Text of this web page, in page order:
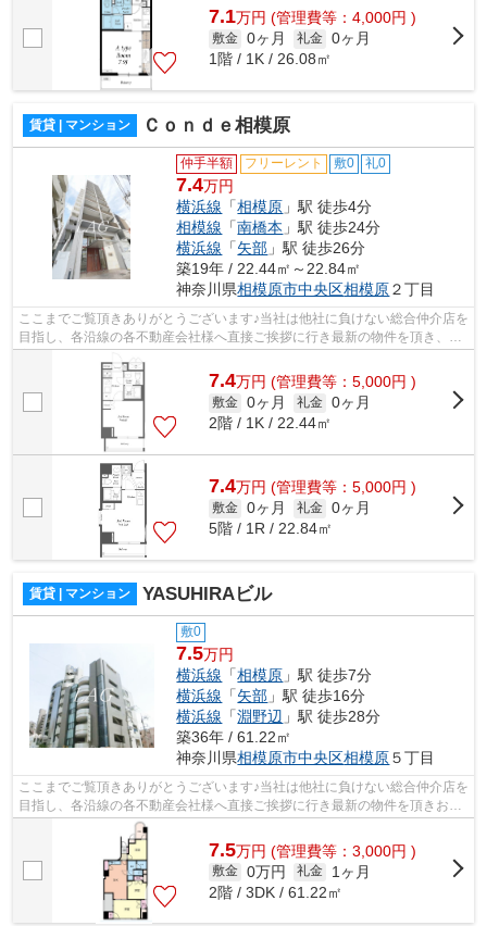
7.1万円 (管理費等：4,000円 )
敷金 0ヶ月 礼金 0ヶ月
1階 / 1K / 26.08㎡
賃貸 | マンション Ｃｏｎｄｅ相模原
仲手半額 フリーレント 敷0 礼0
7.4万円
横浜線 「相模原 」駅 徒歩4分
相模線 「南橋本 」駅 徒歩24分
横浜線 「矢部 」駅 徒歩26分
築19年 / 22.44㎡～22.84㎡
神奈川県相模原市中央区相模原２丁目
ここまでご覧頂きありがとうございます♪当社は他社に負けない総合仲介店を
目指し、各沿線の各不動産会社様へ直接ご挨拶に行き最新の物件を頂き、お
客様へ提供しております！最新の情報...
7.4万円 (管理費等：5,000円 )
敷金 0ヶ月 礼金 0ヶ月
2階 / 1K / 22.44㎡
7.4万円 (管理費等：5,000円 )
敷金 0ヶ月 礼金 0ヶ月
5階 / 1R / 22.84㎡
賃貸 | マンション YASUHIRAビル
敷0
7.5万円
横浜線 「相模原 」駅 徒歩7分
横浜線 「矢部 」駅 徒歩16分
横浜線 「淵野辺 」駅 徒歩28分
築36年 / 61.22㎡
神奈川県相模原市中央区相模原５丁目
ここまでご覧頂きありがとうございます♪当社は他社に負けない総合仲介店を
目指し、各沿線の各不動産会社様へ直接ご挨拶に行き最新の物件を頂きお客
様へ提供しております！最新の情報は...
7.5万円 (管理費等：3,000円 )
敷金 0万円 礼金
1ヶ月
2階 / 3DK / 61.22㎡